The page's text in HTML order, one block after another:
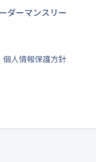
ダーマンスリー
個人情報保護方針